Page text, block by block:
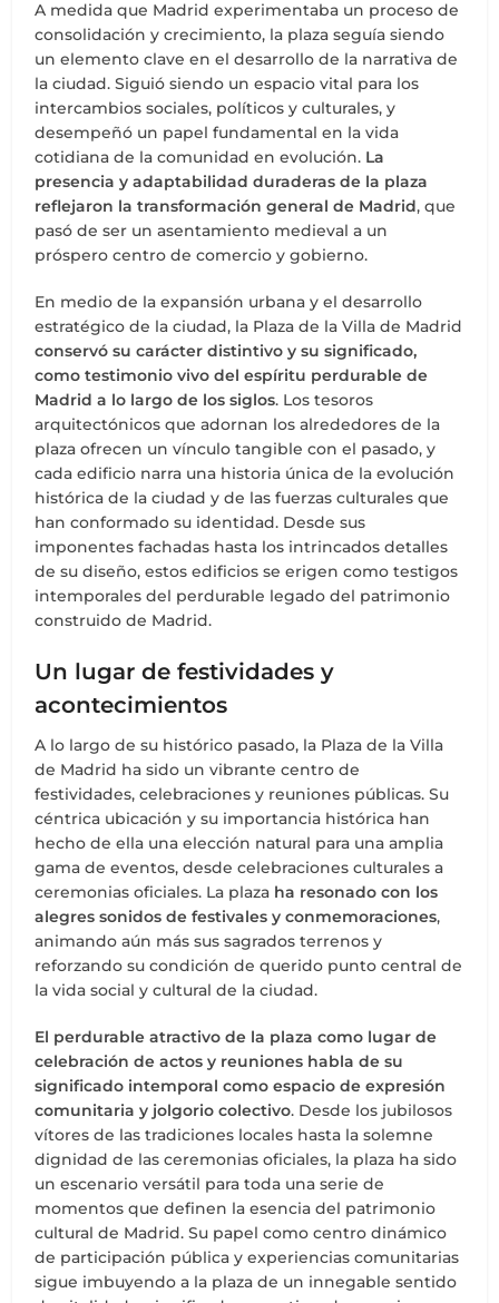
A medida que Madrid experimentaba un proceso de
consolidación y crecimiento, la plaza seguía siendo
un elemento clave en el desarrollo de la narrativa de
la ciudad. Siguió siendo un espacio vital para los
intercambios sociales, políticos y culturales, y
desempeñó un papel fundamental en la vida
cotidiana de la comunidad en evolución. La
presencia y adaptabilidad duraderas de la plaza
reflejaron la transformación general de Madrid, que
pasó de ser un asentamiento medieval a un
próspero centro de comercio y gobierno.
En medio de la expansión urbana y el desarrollo
estratégico de la ciudad, la Plaza de la Villa de Madrid
conservó su carácter distintivo y su significado,
como testimonio vivo del espíritu perdurable de
Madrid a lo largo de los siglos. Los tesoros
arquitectónicos que adornan los alrededores de la
plaza ofrecen un vínculo tangible con el pasado, y
cada edificio narra una historia única de la evolución
histórica de la ciudad y de las fuerzas culturales que
han conformado su identidad. Desde sus
imponentes fachadas hasta los intrincados detalles
de su diseño, estos edificios se erigen como testigos
intemporales del perdurable legado del patrimonio
construido de Madrid.
Un lugar de festividades y
acontecimientos
A lo largo de su histórico pasado, la Plaza de la Villa
de Madrid ha sido un vibrante centro de
festividades, celebraciones y reuniones públicas. Su
céntrica ubicación y su importancia histórica han
hecho de ella una elección natural para una amplia
gama de eventos, desde celebraciones culturales a
ceremonias oficiales. La plaza ha resonado con los
alegres sonidos de festivales y conmemoraciones,
animando aún más sus sagrados terrenos y
reforzando su condición de querido punto central de
la vida social y cultural de la ciudad.
El perdurable atractivo de la plaza como lugar de
celebración de actos y reuniones habla de su
significado intemporal como espacio de expresión
comunitaria y jolgorio colectivo. Desde los jubilosos
vítores de las tradiciones locales hasta la solemne
dignidad de las ceremonias oficiales, la plaza ha sido
un escenario versátil para toda una serie de
momentos que definen la esencia del patrimonio
cultural de Madrid. Su papel como centro dinámico
de participación pública y experiencias comunitarias
sigue imbuyendo a la plaza de un innegable sentido